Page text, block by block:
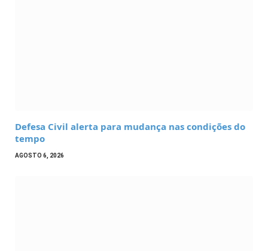
Defesa Civil alerta para mudança nas condições do
tempo
AGOSTO 6, 2026